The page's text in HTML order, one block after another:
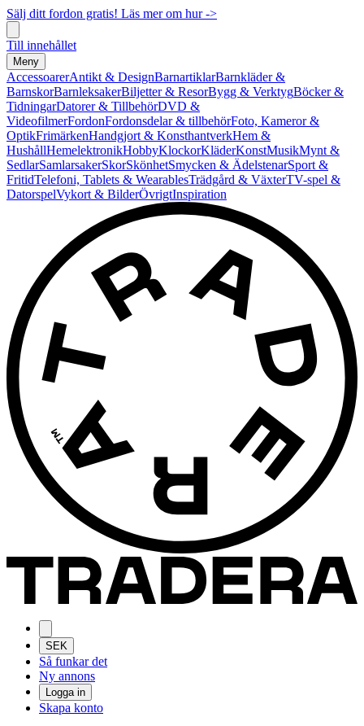
Sälj ditt fordon gratis! Läs mer om hur ->
Till innehållet
Meny
AccessoarerAntikt & DesignBarnartiklarBarnkläder &
BarnskorBarnleksakerBiljetter & ResorBygg & VerktygBöcker &
TidningarDatorer & TillbehörDVD &
VideofilmerFordonFordonsdelar & tillbehörFoto, Kameror &
OptikFrimärkenHandgjort & KonsthantverkHem &
HushållHemelektronikHobbyKlockorKläderKonstMusikMynt &
SedlarSamlarsakerSkorSkönhetSmycken & ÄdelstenarSport &
FritidTelefoni, Tablets & WearablesTrädgård & VäxterTV-spel &
DatorspelVykort & BilderÖvrigtInspiration
SEK
Så funkar det
Ny annons
Logga in
Skapa konto